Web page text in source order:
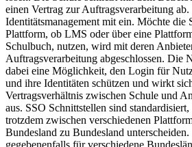
einen Vertrag zur Auftragsverarbeitung
Identitätsmanagement mit ein. Möchte die
Plattform, ob LMS oder über eine
Schulbuch, nutzen, wird mit deren
Auftragsverarbeitung abgeschlossen. Die
dabei eine Möglichkeit, den Login für
und ihre Identitäten schützen und wirkt
Vertragsverhältnis zwischen Schule und
aus. SSO Schnittstellen sind
trotzdem zwischen verschiedenen
Bundesland zu Bundesland